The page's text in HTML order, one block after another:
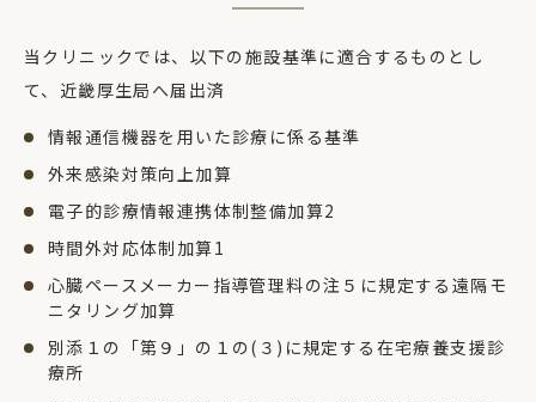
当クリニックでは、以下の施設基準に適合するものとし
て、近畿厚生局へ届出済
情報通信機器を用いた診療に係る基準
外来感染対策向上加算
電子的診療情報連携体制整備加算2
時間外対応体制加算1
心臓ペースメーカー指導管理料の注５に規定する遠隔モ
ニタリング加算
別添１の「第９」の１の(３)に規定する在宅療養支援診
療所